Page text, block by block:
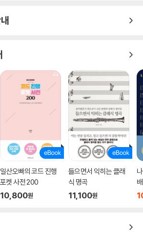
은 어느 한 극단에 놓인다기보다 선호의 정도
한 차원이 여러 특질을 갖는다. 멜로디, 가사,
취향을 파악할 수 있다. 저자는 멜로디는 감정
하므로 음반의 심장이라고 말한다. 가사는 뇌의
반의 두뇌를 맡는다. 뇌의 운동 체계를 가동시
가 된다. 음악적 소리의 정체성을 구성하는 음
떠올리며 그 노래의 어떤 매력이 나의 최적 지점
석해 ‘나만의 청취 프로필’을 만들면 더 즐겁고
있게 된다. 그뿐만 아니라 내가 가장 강력하게
운’ 대목이 어느 지점인지 드러내 스스로를 더
한다. 이 책을 읽으며 ‘나만의 청취 프로필’을
일산오빠의 코드 진행
포켓 사전 200
10,800원
들으면서 익히는 클래
식 명곡
11,100원